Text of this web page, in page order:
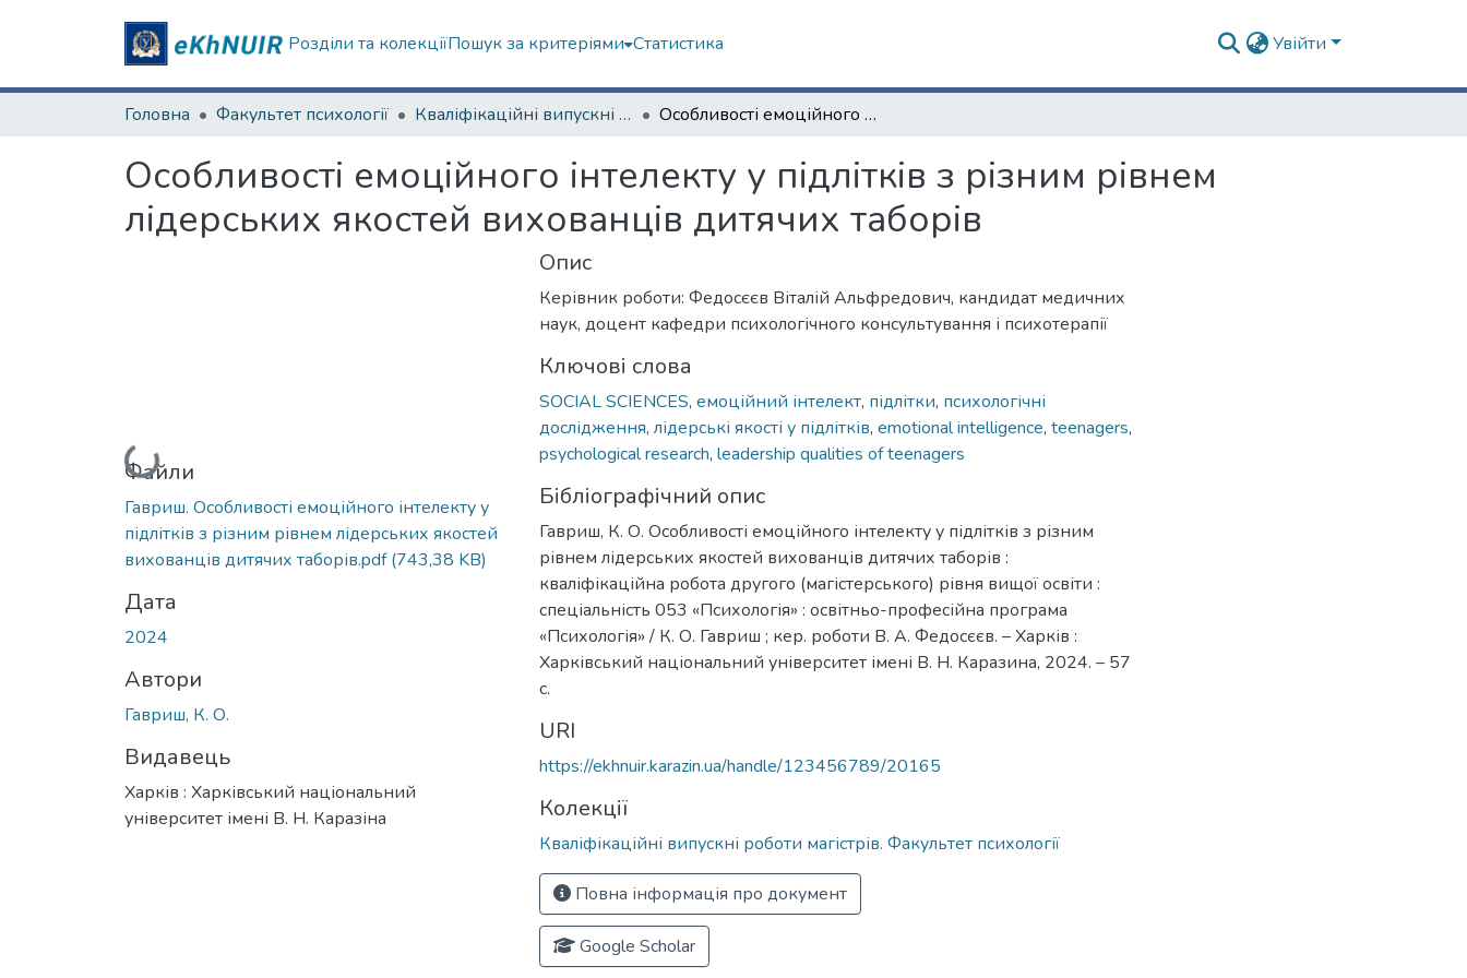
Розділи та колекціїПошук за критеріями Статистика Увійти
Головна Факультет психології Кваліфікаційні випускні роботи магістрів. Факультет психології Особливості емоційного інтелекту у підлітків з різним рівнем лідерських якостей вихованців дитячих таборів
Особливості емоційного інтелекту у підлітків з різним рівнем
лідерських якостей вихованців дитячих таборів
Вантажиться...
Файли
Гавриш. Особливості емоційного інтелекту у
підлітків з різним рівнем лідерських якостей
вихованців дитячих таборів.pdf(743,38 KB)
Дата
2024
Автори
Гавриш, К. О.
Видавець
Харків : Харківський національний
університет імені В. Н. Каразіна
Опис
Керівник роботи: Федосєєв Віталій Альфредович, кандидат медичних
наук, доцент кафедри психологічного консультування і психотерапії
Ключові слова
SOCIAL SCIENCES, емоційний інтелект, підлітки, психологічні
дослідження, лідерські якості у підлітків, emotional intelligence, teenagers,
psychological research, leadership qualities of teenagers
Бібліографічний опис
Гавриш, К. О. Особливості емоційного інтелекту у підлітків з різним
рівнем лідерських якостей вихованців дитячих таборів :
кваліфікаційна робота другого (магістерського) рівня вищої освіти :
спеціальність 053 «Психологія» : освітньо-професійна програма
«Психологія» / К. О. Гавриш ; кер. роботи В. А. Федосєєв. – Харків :
Харківський національний університет імені В. Н. Каразина, 2024. – 57
с.
URI
https://ekhnuir.karazin.ua/handle/123456789/20165
Колекції
Кваліфікаційні випускні роботи магістрів. Факультет психології
Повна інформація про документ
Google Scholar